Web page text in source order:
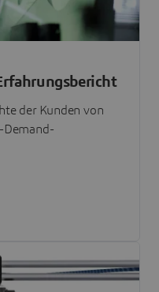
der Kunden von
Demand-